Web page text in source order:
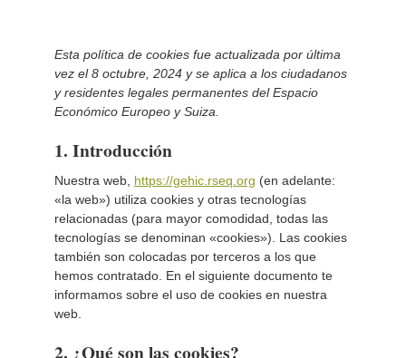
Esta política de cookies fue actualizada por última
vez el 8 octubre, 2024 y se aplica a los ciudadanos
y residentes legales permanentes del Espacio
Económico Europeo y Suiza.
1. Introducción
Nuestra web, https://gehic.rseq.org (en adelante:
«la web») utiliza cookies y otras tecnologías
relacionadas (para mayor comodidad, todas las
tecnologías se denominan «cookies»). Las cookies
también son colocadas por terceros a los que
hemos contratado. En el siguiente documento te
informamos sobre el uso de cookies en nuestra
web.
2. ¿Qué son las cookies?